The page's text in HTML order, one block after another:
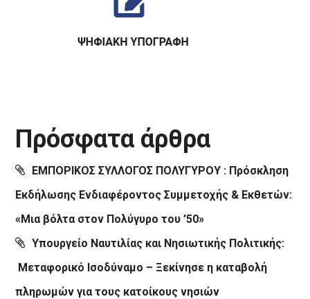
Πρόσφατα άρθρα
ΕΜΠΟΡΙΚΟΣ ΣΥΛΛΟΓΟΣ ΠΟΛΥΓΥΡΟΥ : Πρόσκληση
Εκδήλωσης Ενδιαφέροντος Συμμετοχής & Εκθετών:
«Μια βόλτα στον Πολύγυρο του ’50»
Υπουργείο Ναυτιλίας και Νησιωτικής Πολιτικής:
Μεταφορικό Ισοδύναμο – Ξεκίνησε η καταβολή
πληρωμών για τους κατοίκους νησιών